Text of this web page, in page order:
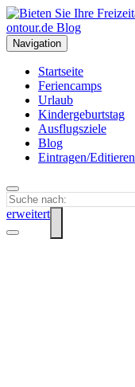
Navigation
Startseite
Feriencamps
Urlaub
Kindergeburtstag
Ausflugsziele
Blog
Eintragen/Editieren
erweitert